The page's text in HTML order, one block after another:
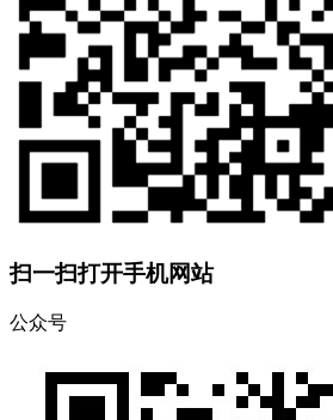
扫一扫打开手机网站
公众号